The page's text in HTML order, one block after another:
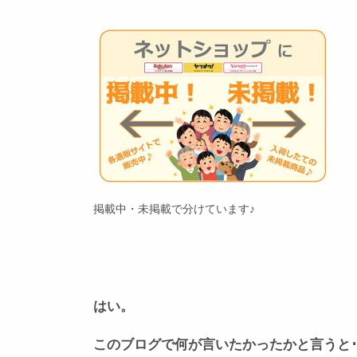
掲載中・未掲載で分けています♪
はい。
このブログで何が言いたかったかと言うと